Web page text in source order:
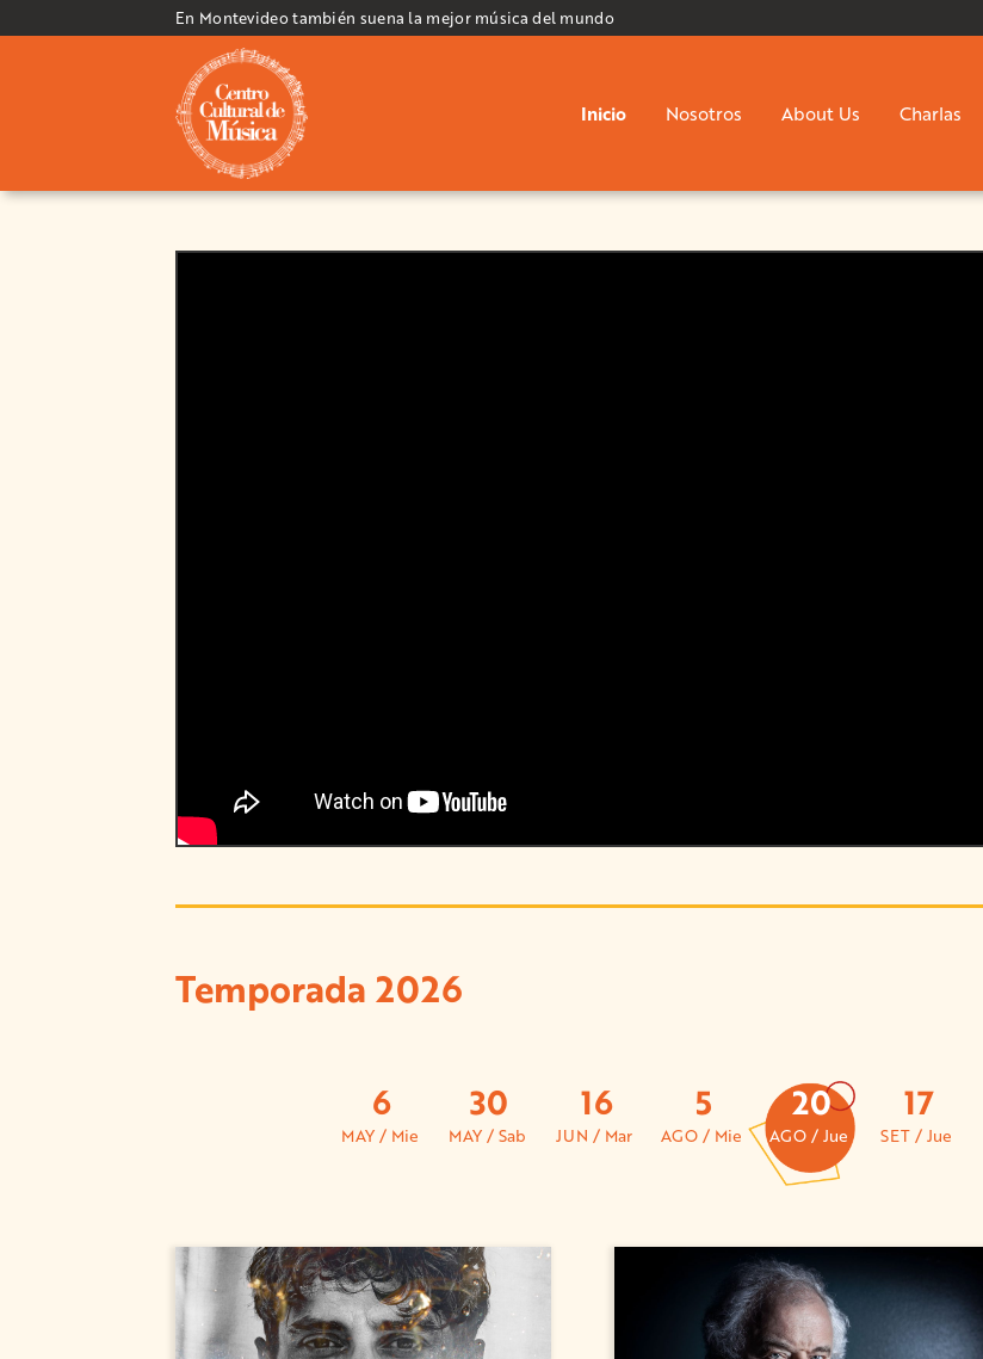
En Montevideo también suena la mejor música del mundo
Inicio Nosotros About Us Charlas
Temporada 2026
6
MAY / Mie
30
MAY / Sab
16
JUN / Mar
5
AGO / Mie
20
AGO / Jue
17
SET / Jue